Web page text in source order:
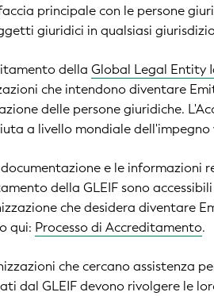
principale con le persone
giuridici in qualsiasi
dellaGlobal Legal Entity
che intendono diventare
delle persone giuridiche.
a livello mondiale
e le informazioni
della GLEIF sono
che desidera diventare
qui: Processo di Accreditamento.
che cercano assistenza
dal GLEIF devono rivolgere le